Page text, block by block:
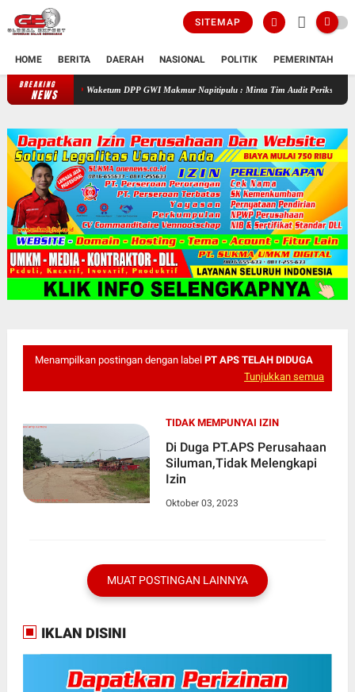
SITEMAP
HOME BERITA DAERAH NASIONAL POLITIK PEMERINTAH
BREAKING
NEWSWaketum DPP GWI Makmur Napitipulu : Minta Tim Audit Periksa Proyek SPAL
Menampilkan postingan dengan label PT APS TELAH DIDUGA
Tunjukkan semua
TIDAK MEMPUNYAI IZIN
Di Duga PT.APS Perusahaan
Siluman,Tidak Melengkapi
Izin
Oktober 03, 2023
MUAT POSTINGAN LAINNYA
IKLAN DISINI